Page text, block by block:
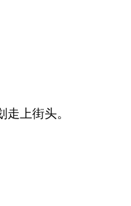
上街头。